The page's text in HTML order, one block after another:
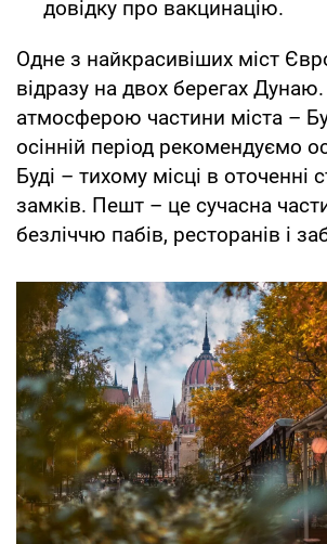
довідку про вакцинацію.
Одне з найкрасивіших міст
відразу на двох берегах Дунаю.
атмосферою частини міста –
осінній період рекомендуємо
Буді – тихому місці в оточенні
замків. Пешт – це сучасна
безліччю пабів, ресторанів і